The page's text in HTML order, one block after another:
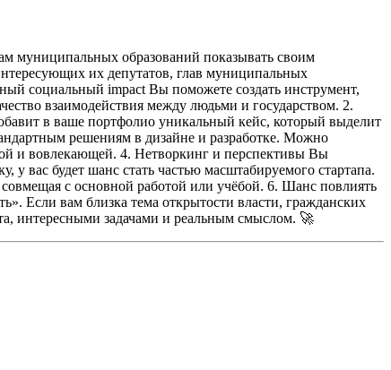
муниципальных образований показывать своим
их депутатов, глав муниципальных
социальный impact Вы поможете создать инструмент,
взаимодействия между людьми и государством. 2.
в ваше портфолио уникальный кейс, который выделит
решениям в дизайне и разработке. Можно
и вовлекающей. 4. Нетворкинг и перспективы Вы
вас будет шанс стать частью масштабируемого стартапа.
с основной работой или учёбой. 6. Шанс повлиять
Если вам близка тема открытости власти, гражданских
интересными задачами и реальным смыслом. 🚀